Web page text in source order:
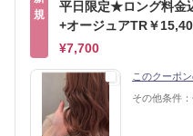
規
平日限定★ロング料金
+オージュアTR￥
¥7,700
このクーポ
その他条件：